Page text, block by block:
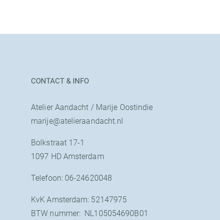
CONTACT & INFO
Atelier Aandacht / Marije Oostindie
marije@atelieraandacht.nl
Bolkstraat 17-1
1097 HD Amsterdam
Telefoon: 06-24620048
KvK Amsterdam: 52147975
BTW nummer: NL105054690B01